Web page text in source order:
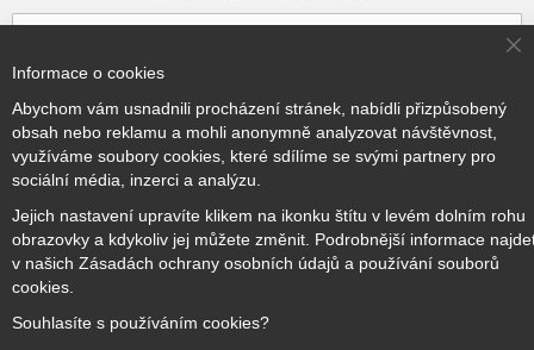
vyhrazena.
Informace o cookies
Abychom vám usnadnili procházení stránek, nabídli přizpůsobený
obsah nebo reklamu a mohli anonymně analyzovat návštěvnost,
využíváme soubory cookies, které sdílíme se svými partnery pro
sociální média, inzerci a analýzu.
Jejich nastavení upravíte klikem na ikonku štítu v levém dolním rohu
obrazovky a kdykoliv jej můžete změnit. Podrobnější informace
v našich Zásadách ochrany osobních údajů a používání souborů
cookies.
Souhlasíte s používáním cookies?